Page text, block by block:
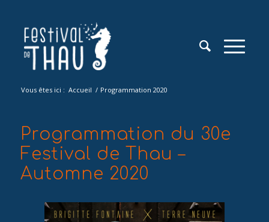
Vous êtes ici : Accueil / Programmation 2020
Programmation du 30e
Festival de Thau –
Automne 2020